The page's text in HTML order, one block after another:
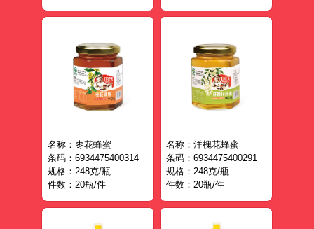
名称：枣花蜂蜜
条码：6934475400314
规格：248克/瓶
件数：20瓶/件
名称：洋槐花蜂蜜
条码：6934475400291
规格：248克/瓶
件数：20瓶/件